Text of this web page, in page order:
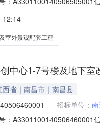
，工期：90，投标保证
12:14
室外景观配套工程
中心1-7号楼及地下
西省｜南昌市｜南昌县
招标单位：
：A3301100140506460001